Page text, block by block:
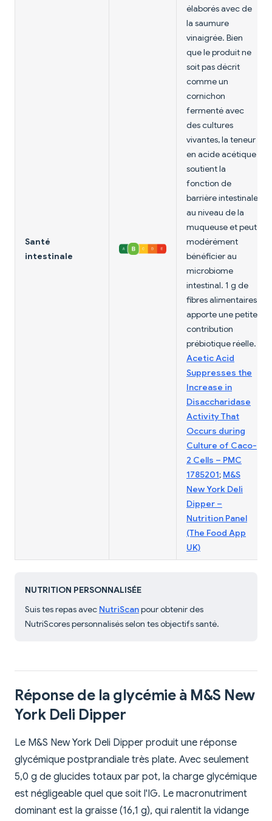
Santé
intestinale
élaborés avec de
la saumure
vinaigrée. Bien
que le produit ne
soit pas décrit
comme un
cornichon
fermenté avec
des cultures
vivantes, la teneur
en acide acétique
soutient la
fonction de
barrière intestinale
au niveau de la
muqueuse et peut
modérément
bénéficier au
microbiome
intestinal. 1 g de
fibres alimentaires
apporte une petite
contribution
prébiotique réelle.
Acetic Acid
Suppresses the
Increase in
Disaccharidase
Activity That
Occurs during
Culture of Caco-
2 Cells – PMC
1785201; M&S
New York Deli
Dipper –
Nutrition Panel
(The Food App
UK)
NUTRITION PERSONNALISÉE
Suis tes repas avec NutriScanpour obtenir des
NutriScores personnalisés selon tes objectifs santé.
Réponse de la glycémie à M&S New
York Deli Dipper
Le M&S New York Deli Dipper produit une réponse
glycémique postprandiale très plate. Avec seulement
5,0 g de glucides totaux par pot, la charge glycémique
est négligeable quel que soit l'IG. Le macronutriment
dominant est la graisse (16,1 g), qui ralentit la vidange